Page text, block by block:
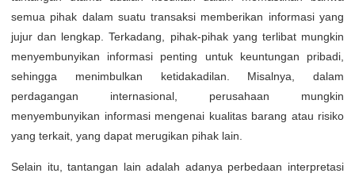
semua pihak dalam suatu transaksi memberikan informasi yang
jujur dan lengkap. Terkadang, pihak-pihak yang terlibat mungkin
menyembunyikan informasi penting untuk keuntungan pribadi,
sehingga menimbulkan ketidakadilan. Misalnya, dalam
perdagangan internasional, perusahaan mungkin
menyembunyikan informasi mengenai kualitas barang atau risiko
yang terkait, yang dapat merugikan pihak lain.
Selain itu, tantangan lain adalah adanya perbedaan interpretasi